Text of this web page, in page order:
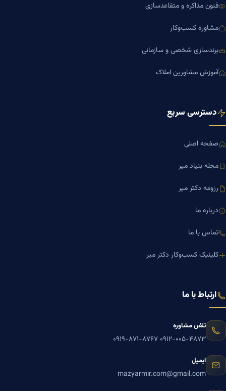
فنون مذاکره و متقاعدسازی
مشاوره کسب‌وکار
برندسازی شخصی و سازمانی
آموزش مشاورین املاک
دسترسی سریع
صفحه اصلی
مجله بنیاد میر
رزومه دکتر میر
درباره ما
تماس با ما
کلینیک کسب‌وکار دکتر میر
ارتباط با ما
تلفن مشاوره
۰۹۱۲-۰۰۵-۴۸۷۳ ۰۹۱۹-۸۷۱-۸۷۶۷
ایمیل
mazyarmir.com@gmail.com